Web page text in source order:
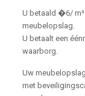
U betaald �6/
meubelopslag.
U betaalt een
waarborg.
Uw
met